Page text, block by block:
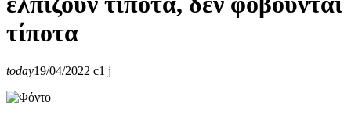
τίποτα
today19/04/2022 1